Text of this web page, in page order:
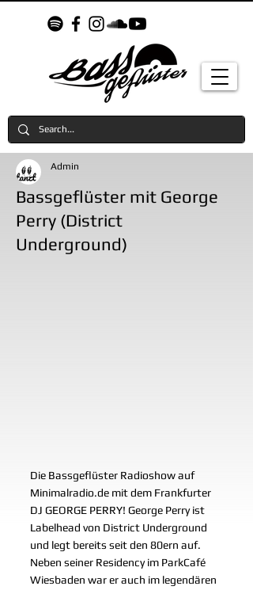
Bassgeflüster mit George
Perry (District
Underground)
Admin
Die Bassgeflüster Radioshow auf
Minimalradio.de mit dem Frankfurter
DJ GEORGE PERRY! George Perry ist
Labelhead von District Underground
und legt bereits seit den 80ern auf.
Neben seiner Residency im ParkCafé
Wiesbaden war er auch im legendären